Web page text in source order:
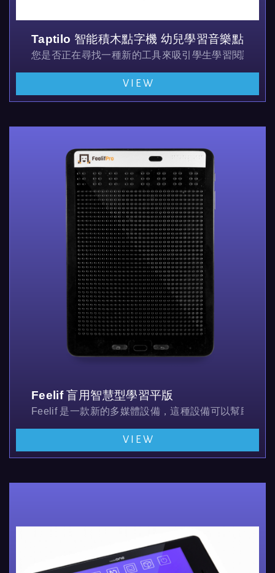
Taptilo 智能積木點字機 幼兒學習音樂點字教
您是否正在尋找一種新的工具來吸引學生學習閱讀和
VIEW
Feelif 盲用智慧型學習平版
Feelif 是一款新的多媒體設備，這種設備可以幫助盲
VIEW